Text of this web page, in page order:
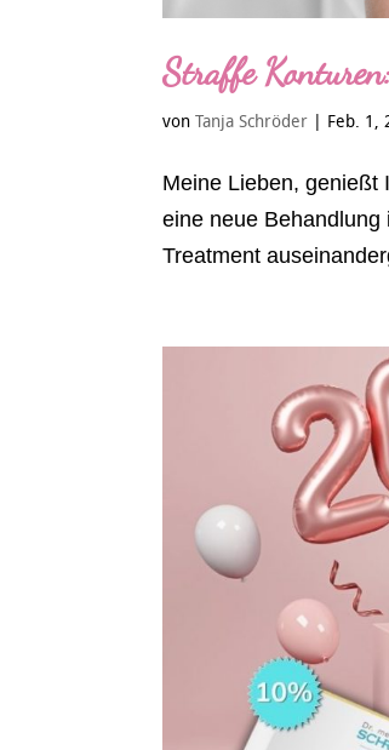
Straffe
vonTanja Schröder | Feb. 1,
Meine Lieben, genießt
eine neue
Treatment